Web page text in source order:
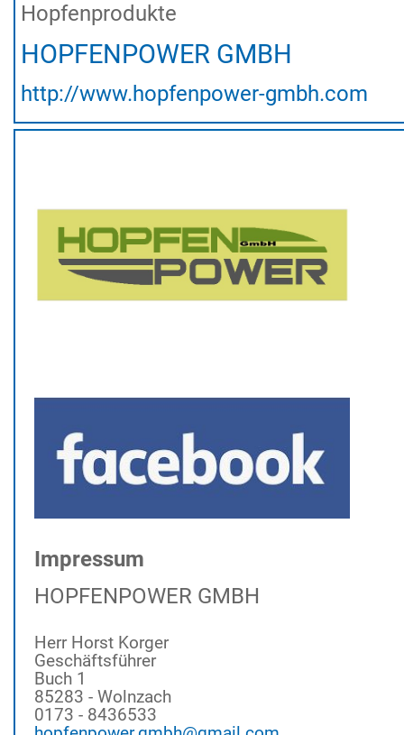
Hopfenprodukte
HOPFENPOWER GMBH
http://www.hopfenpower-gmbh.com
Impressum
HOPFENPOWER GMBH
Herr Horst Korger
Geschäftsführer
Buch 1
85283 - Wolnzach
0173 - 8436533